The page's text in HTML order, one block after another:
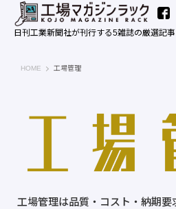
日刊工業新聞社が刊行する5雑誌の厳選記事
HOME 工場マガジンラック｜日刊工業新聞社
工場管理
工場管理は品質・コスト・納期